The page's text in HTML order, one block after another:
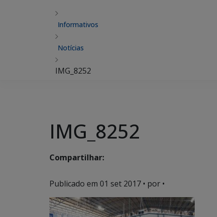
Informativos
Notícias
IMG_8252
IMG_8252
Compartilhar:
Publicado em 01 set 2017 • por •